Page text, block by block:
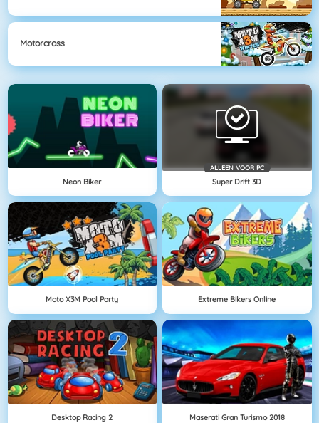
Motorcross
Neon Biker
ALLEEN VOOR PC
Super Drift 3D
Moto X3M Pool Party Extreme Bikers Online
Desktop Racing 2 Maserati Gran Turismo 2018